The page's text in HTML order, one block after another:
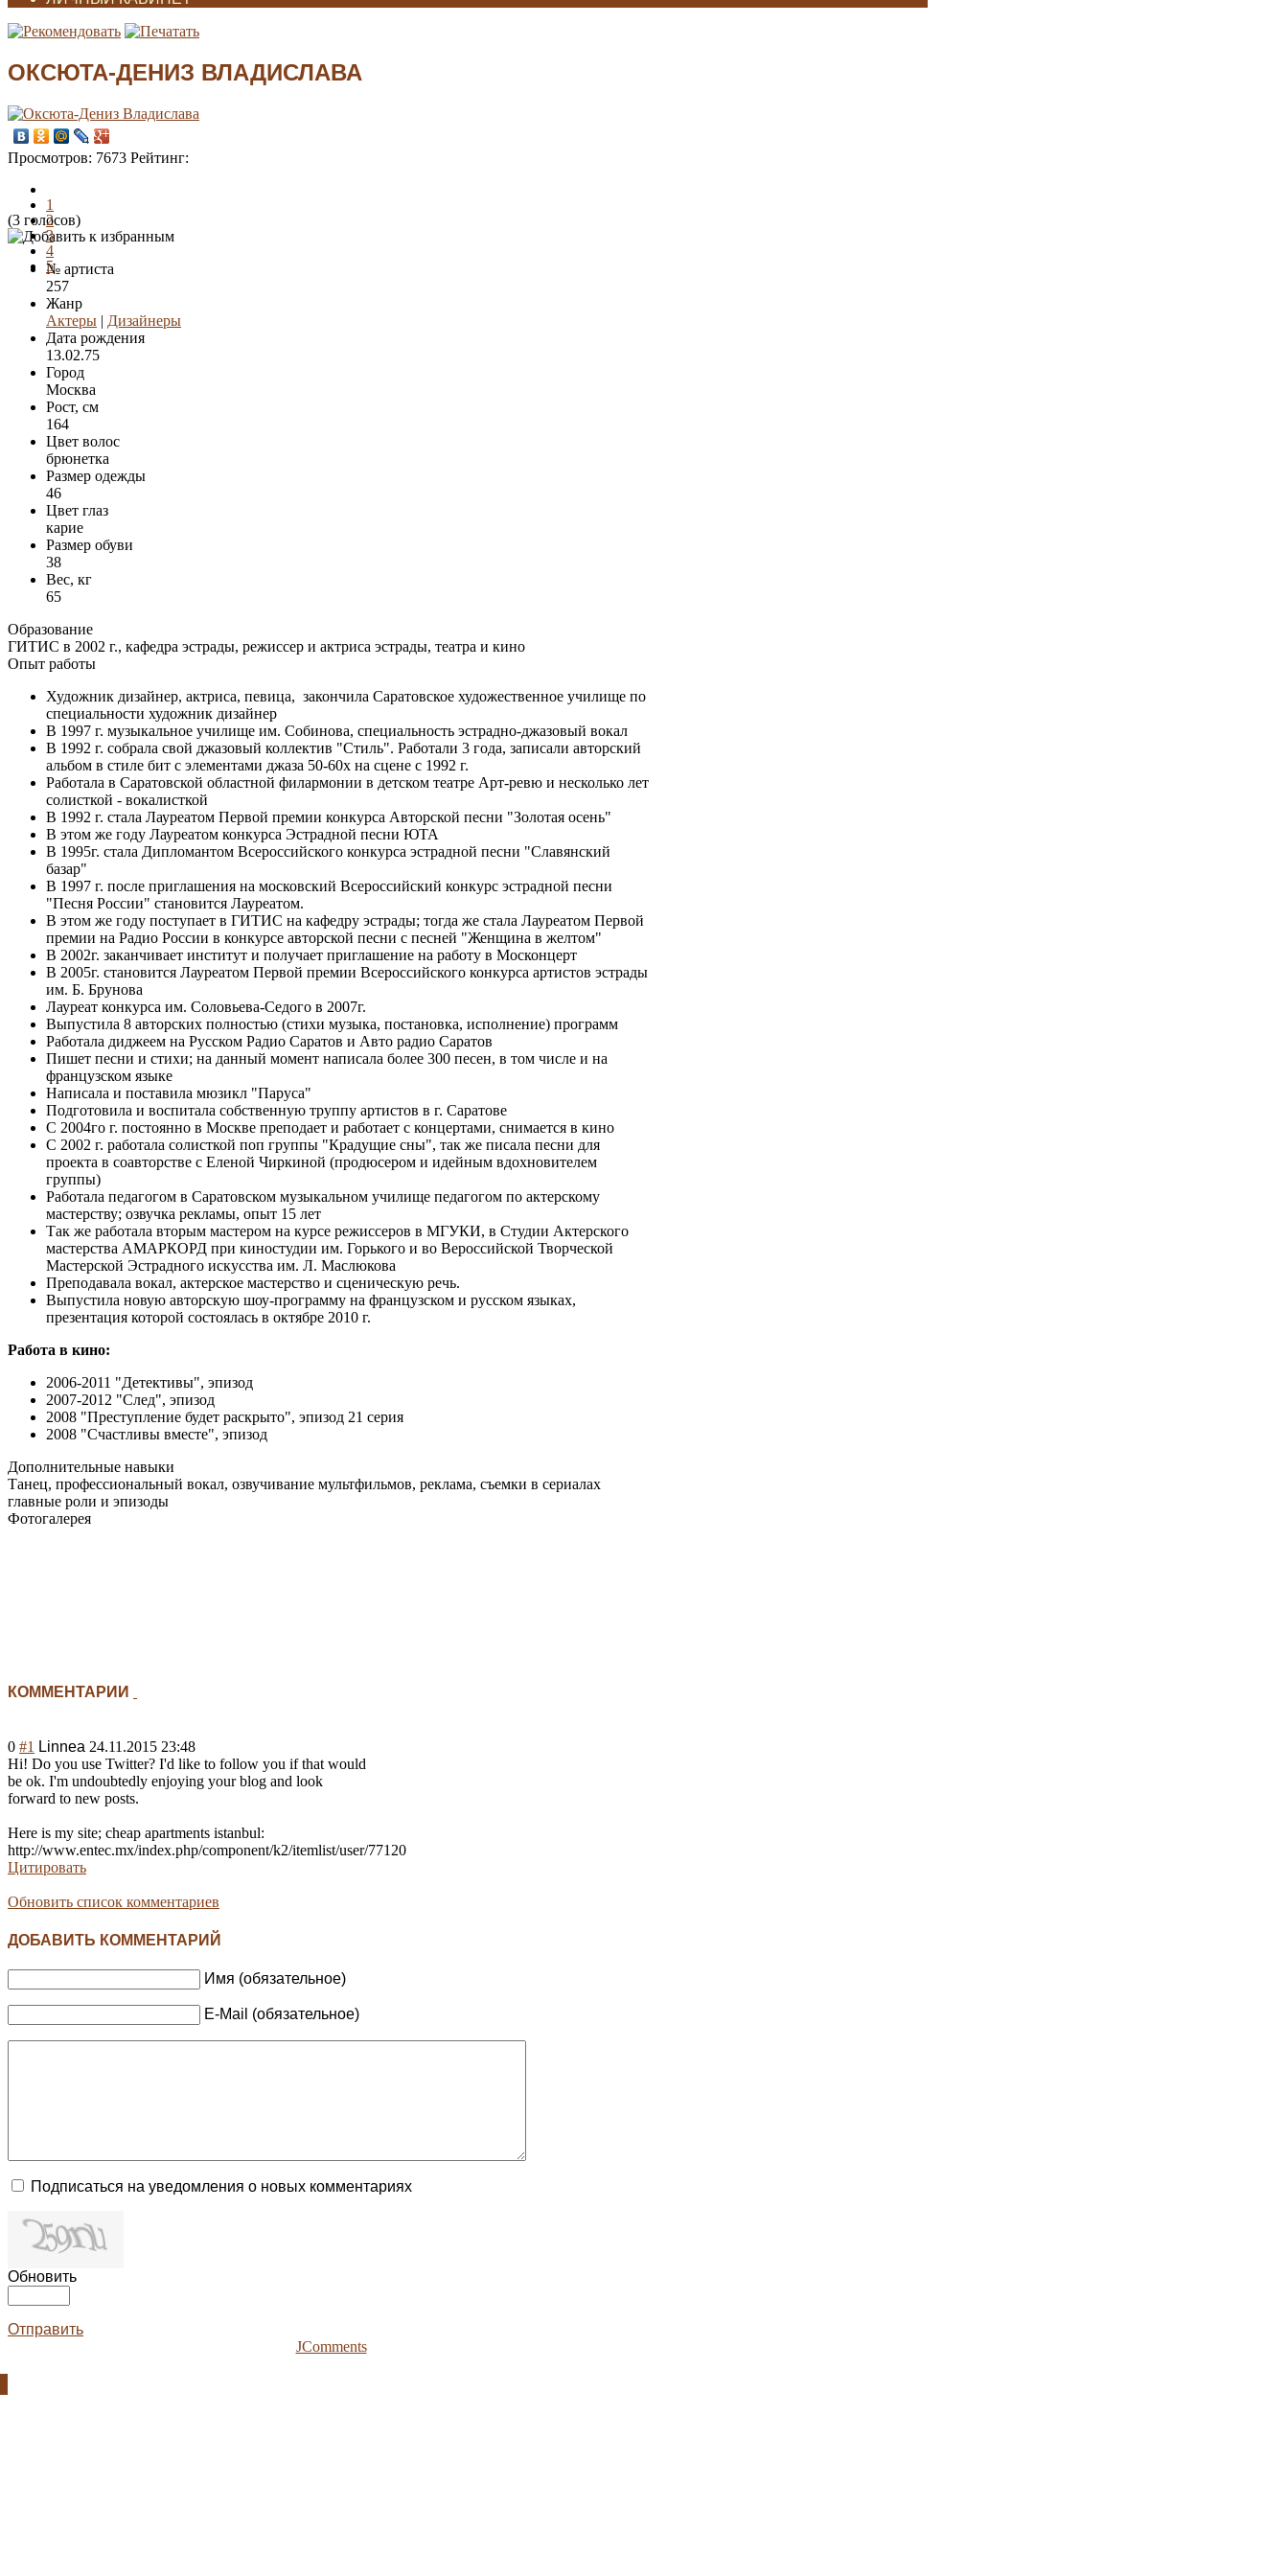
ОКСЮТА-ДЕНИЗ ВЛАДИСЛАВА
Просмотров: 7673 Рейтинг:
1
2
3
4
5
(3 голосов)
№ артиста
257
Жанр
Актеры | Дизайнеры
Дата рождения
13.02.75
Город
Москва
Рост, см
164
Цвет волос
брюнетка
Размер одежды
46
Цвет глаз
карие
Размер обуви
38
Вес, кг
65
Образование
ГИТИС в 2002 г., кафедра эстрады, режиссер и актриса эстрады, театра и кино
Опыт работы
Художник дизайнер, актриса, певица, закончила Саратовское художественное училище по
специальности художник дизайнер
В 1997 г. музыкальное училище им. Собинова, специальность эстрадно-джазовый вокал
В 1992 г. собрала свой джазовый коллектив "Стиль". Работали 3 года, записали авторский
альбом в стиле бит с элементами джаза 50-60х на сцене с 1992 г.
Работала в Саратовской областной филармонии в детском театре Арт-ревю и несколько лет
солисткой - вокалисткой
В 1992 г. стала Лауреатом Первой премии конкурса Авторской песни "Золотая осень"
В этом же году Лауреатом конкурса Эстрадной песни ЮТА
В 1995г. стала Дипломантом Всероссийского конкурса эстрадной песни "Славянский
базар"
В 1997 г. после приглашения на московский Всероссийский конкурс эстрадной песни
"Песня России" становится Лауреатом.
В этом же году поступает в ГИТИС на кафедру эстрады; тогда же стала Лауреатом Первой
премии на Радио России в конкурсе авторской песни с песней "Женщина в желтом"
В 2002г. заканчивает институт и получает приглашение на работу в Москонцерт
В 2005г. становится Лауреатом Первой премии Всероссийского конкурса артистов эстрады
им. Б. Брунова
Лауреат конкурса им. Соловьева-Седого в 2007г.
Выпустила 8 авторских полностью (стихи музыка, постановка, исполнение) программ
Работала диджеем на Русском Радио Саратов и Авто радио Саратов
Пишет песни и стихи; на данный момент написала более 300 песен, в том числе и на
французском языке
Написала и поставила мюзикл "Паруса"
Подготовила и воспитала собственную труппу артистов в г. Саратове
С 2004го г. постоянно в Москве преподает и работает с концертами, снимается в кино
С 2002 г. работала солисткой поп группы "Крадущие сны", так же писала песни для
проекта в соавторстве с Еленой Чиркиной (продюсером и идейным вдохновителем
группы)
Работала педагогом в Саратовском музыкальном училище педагогом по актерскому
мастерству; озвучка рекламы, опыт 15 лет
Так же работала вторым мастером на курсе режиссеров в МГУКИ, в Студии Актерского
мастерства АМАРКОРД при киностудии им. Горького и во Вероссийской Творческой
Мастерской Эстрадного искусства им. Л. Маслюкова
Преподавала вокал, актерское мастерство и сценическую речь.
Выпустила новую авторскую шоу-программу на французском и русском языках,
презентация которой состоялась в октябре 2010 г.
Работа в кино:
2006-2011 "Детективы", эпизод
2007-2012 "След", эпизод
2008 "Преступление будет раскрыто", эпизод 21 серия
2008 "Счастливы вместе", эпизод
Дополнительные навыки
Танец, профессиональный вокал, озвучивание мультфильмов, реклама, съемки в сериалах
главные роли и эпизоды
Фотогалерея
КОММЕНТАРИИ
0 #1 Linnea 24.11.2015 23:48
Hi! Do you use Twitter? I'd like to follow you if that would
be ok. I'm undoubtedly enjoying your blog and look
forward to new posts.
Here is my site; cheap apartments istanbul:
http://www.entec.mx/index.php/component/k2/itemlist/user/77120
Цитировать
Обновить список комментариев
ДОБАВИТЬ КОММЕНТАРИЙ
Имя (обязательное)
E-Mail (обязательное)
Подписаться на уведомления о новых комментариях
Обновить
Отправить
JComments